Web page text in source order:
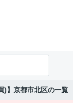
)】京都市北区の一覧